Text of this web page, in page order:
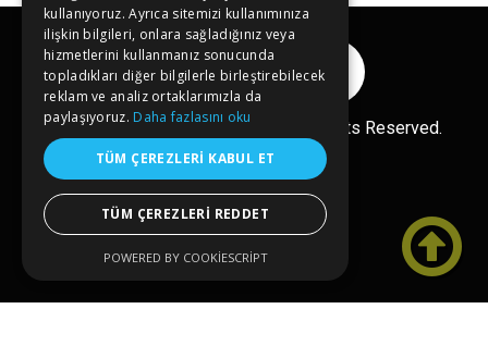

Ücretsiz Ekle
Reklam Ver
Copyright© 2026 kongreler.net All Rights Reserved.
kullanıyoruz. Ayrıca sitemizi kullanımınıza
ilişkin bilgileri, onlara sağladığınız veya
hizmetlerini kullanmanız sonucunda
topladıkları diğer bilgilerle birleştirebilecek
reklam ve analiz ortaklarımızla da
paylaşıyoruz. Daha fazlasını oku
TÜM ÇEREZLERI KABUL ET
TÜM ÇEREZLERI REDDET
POWERED BY COOKIESCRIPT